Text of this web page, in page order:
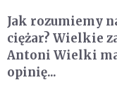
Jak rozumiemy
ciężar? Wielkie
Antoni Wielki
opinię...